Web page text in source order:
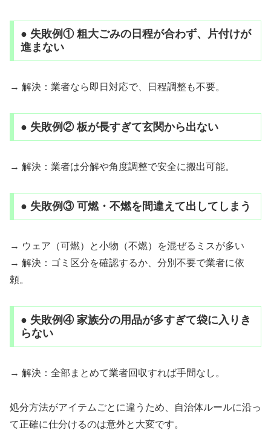
● 失敗例① 粗大ごみの日程が合わず、片付けが
進まない
→ 解決：業者なら即日対応で、日程調整も不要。
● 失敗例② 板が長すぎて玄関から出ない
→ 解決：業者は分解や角度調整で安全に搬出可能。
● 失敗例③ 可燃・不燃を間違えて出してしまう
→ ウェア（可燃）と小物（不燃）を混ぜるミスが多い
→ 解決：ゴミ区分を確認するか、分別不要で業者に依
頼。
● 失敗例④ 家族分の用品が多すぎて袋に入りき
らない
→ 解決：全部まとめて業者回収すれば手間なし。
処分方法がアイテムごとに違うため、自治体ルールに沿っ
て正確に仕分けるのは意外と大変です。